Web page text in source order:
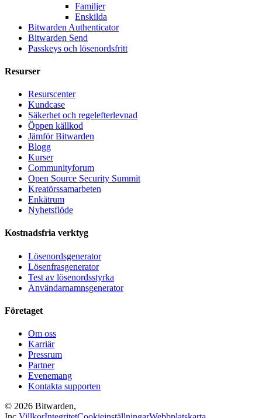
Familjer
Enskilda
Bitwarden Authenticator
Bitwarden Send
Passkeys och lösenordsfritt
Resurser
Resurscenter
Kundcase
Säkerhet och regelefterlevnad
Öppen källkod
Jämför Bitwarden
Blogg
Kurser
Communityforum
Open Source Security Summit
Kreatörssamarbeten
Enkätrum
Nyhetsflöde
Kostnadsfria verktyg
Lösenordsgenerator
Lösenfrasgenerator
Test av lösenordsstyrka
Användarnamnsgenerator
Företaget
Om oss
Karriär
Pressrum
Partner
Evenemang
Kontakta supporten
© 2026 Bitwarden,